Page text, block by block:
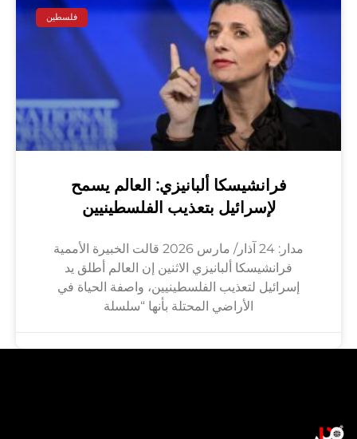
فلسطين
فرانشيسكا ألبانيزي: العالم يسمح
لإسرائيل بتعذيب الفلسطينيين
مدار: 24 آذار/ مارس 2026 قالت الخبيرة الأممية
فرانشيسكا ألبانيزي الاثنين إن العالم أطلق يد
إسرائيل لتعذيب الفلسطينيين، واصفة الحياة في
الأراضي المحتلة بأنها “سلسلة